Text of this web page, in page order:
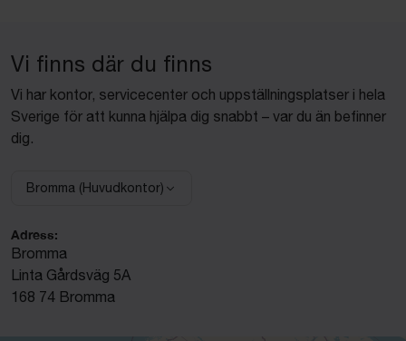
Vi finns där du finns
Vi har kontor, servicecenter och uppställningsplatser i hela
Sverige för att kunna hjälpa dig snabbt – var du än befinner
dig.
Välj anläggning:
Bromma (Huvudkontor)
Adress:
Bromma
Linta Gårdsväg 5A
168 74 Bromma